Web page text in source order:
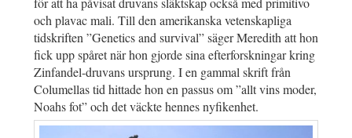
och plavac mali. Till den amerikanska vetenskapliga
tidskriften ”Genetics and survival” säger Meredith att hon
fick upp spåret när hon gjorde sina efterforskningar kring
Zinfandel-druvans ursprung. I en gammal skrift från
Columellas tid hittade hon en passus om ”allt vins moder,
Noahs fot” och det väckte hennes nyfikenhet.